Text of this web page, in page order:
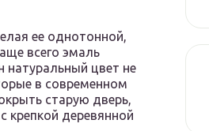
ее однотонной,
всего эмаль
натуральный цвет не
в современном
старую дверь,
крепкой деревянной